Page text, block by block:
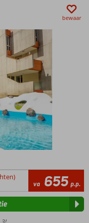
bewaar
va 655 p.p.